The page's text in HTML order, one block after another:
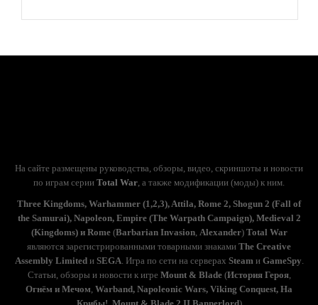
На сайте размещены руководства, обзоры, видео, скриншоты и новости
по играм серии Total War, а также модификации (моды) к ним.
Three Kingdoms, Warhammer (1,2,3), Attila, Rome 2, Shogun 2 (Fall of
the Samurai), Napoleon, Empire (The Warpath Campaign), Medieval 2
(Kingdoms) и Rome(Barbarian Invasion, Alexander) Total War
являются зарегистрированными товарными знаками The Creative
Assembly Limitedи SEGA. Игра по сети на серверах Steamи GameSpy.
Статьи, обзоры и новости к игре Mount & Blade(История Героя,
Огнём и Мечом, Warband, Napoleonic Wars, Viking Conquest, На